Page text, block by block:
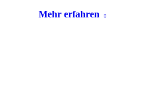
Mehr erfahren